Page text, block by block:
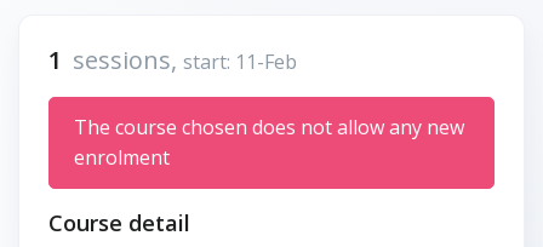
1 sessions, start: 11-Feb
The course chosen does not allow any new
enrolment
Course detail